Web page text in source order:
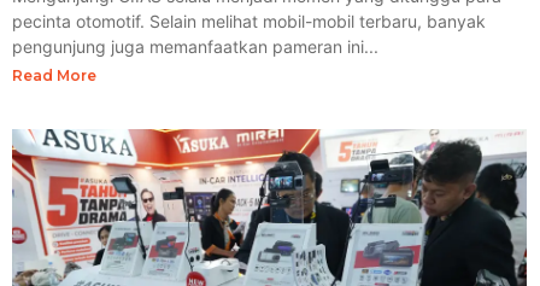
pecinta otomotif. Selain melihat mobil-mobil terbaru, banyak
pengunjung juga memanfaatkan pameran ini...
Read More